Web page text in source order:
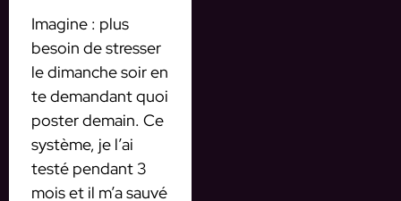
Imagine : plus
besoin de stresser
le dimanche soir en
te demandant quoi
poster demain. Ce
système, je l’ai
testé pendant 3
mois et il m’a sauvé